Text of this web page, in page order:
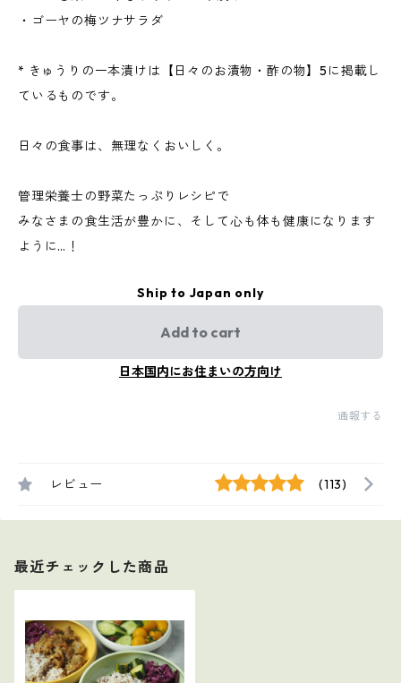
・ゴーヤの梅ツナサラダ
* きゅうりの一本漬けは【日々のお漬物・酢の物】5に掲載し
ているものです。
日々の食事は、無理なくおいしく。
管理栄養士の野菜たっぷりレシピで
みなさまの食生活が豊かに、そして心も体も健康になります
ように…！
Ship to Japan only
Add to cart
日本国内にお住まいの方向け
通報する
レビュー (113)
最近チェックした商品